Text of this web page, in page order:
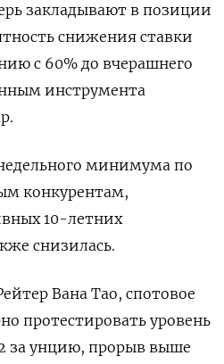
закладывают в позиции
снижения ставки
с 60% до вчерашнего
инструмента
минимума по
конкурентам,
10-летних
снизилась.
Вана Тао, спотовое
протестировать уровень
за унцию, прорыв выше